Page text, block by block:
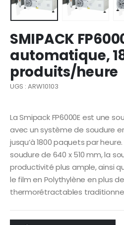
SMIPACK
automatique,
produits/heure
UGS : ARW10103
La Smipack FP6000E est une
avec un système de soudure
jusqu’à 1800 paquets par
soudure de 640 x 510 mm, la
productivité plus ample, ainsi
le film en Polythylène en plus
thermorétractables